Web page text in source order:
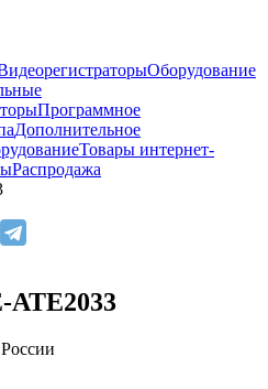
Оборудование
Программное
Дополнительное
Товары интернет-
Распродажа
ATE2033